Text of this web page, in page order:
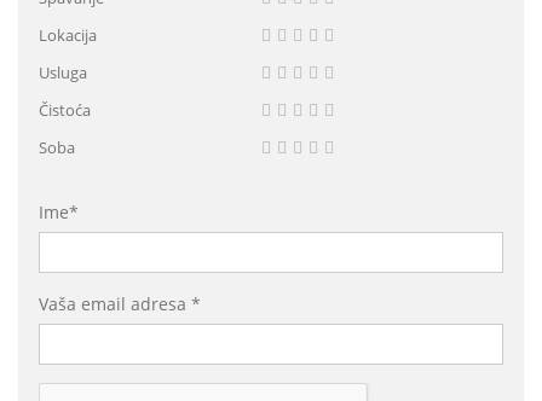
Lokacija
Usluga
Čistoća
Soba
Ime*
Vaša email adresa *